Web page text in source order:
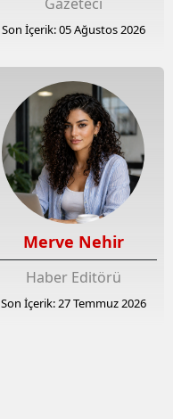
Son İçerik: 05 Ağustos 2026
Merve Nehir
Haber Editörü
Son İçerik: 27 Temmuz 2026